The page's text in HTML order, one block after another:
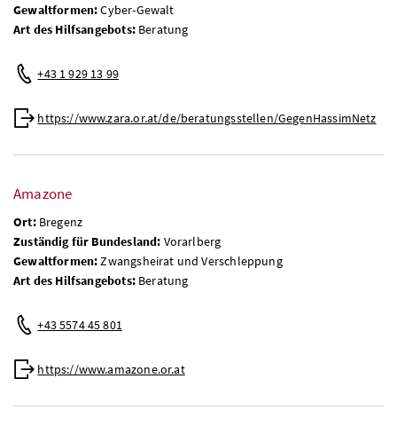
Gewaltformen:Cyber-Gewalt
Art des Hilfsangebots:Beratung
+43 1 929 13 99
https://www.zara.or.at/de/beratungsstellen/GegenHassimNetz
Amazone
Ort:Bregenz
Zuständig für Bundesland: Vorarlberg
Gewaltformen:Zwangsheirat und Verschleppung
Art des Hilfsangebots:Beratung
+43 5574 45 801
https://www.amazone.or.at